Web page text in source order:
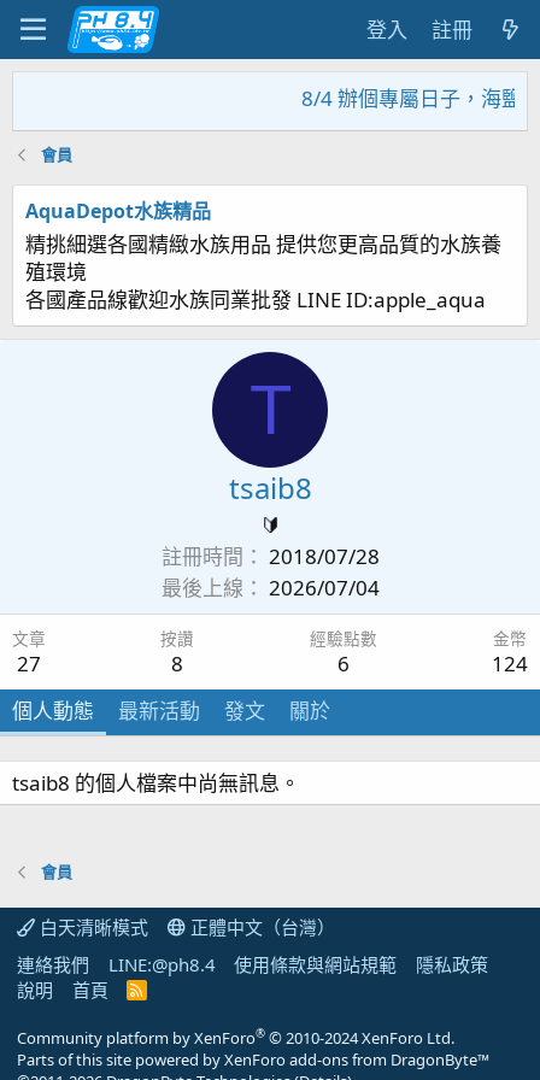
登入 註冊
8/4 辦個專屬日子，海鹽
會員
AquaDepot水族精品
精挑細選各國精緻水族用品 提供您更高品質的水族養
殖環境
各國產品線歡迎水族同業批發 LINE ID:apple_aqua
T
tsaib8
🔰
註冊時間
2018/07/28
最後上線
2026/07/04
文章
27
按讚
8
經驗點數
6
金幣
124
個人動態
最新活動 發文 關於
tsaib8 的個人檔案中尚無訊息。
會員
白天清晰模式
正體中文（台灣）
連絡我們
LINE:@ph8.4 使用條款與網站規範
隱私政策
說明
首頁
R
Community platform by XenForo® © 2010-2024 XenForo Ltd.
Parts of this site powered byXenForo add-ons from DragonByte™